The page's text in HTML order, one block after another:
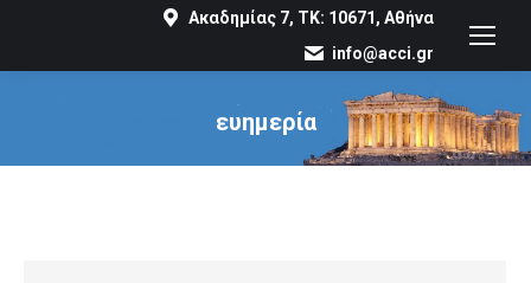
Ακαδημίας 7, ΤΚ: 10671, Αθήνα
info@acci.gr
ευημερία
You are here: